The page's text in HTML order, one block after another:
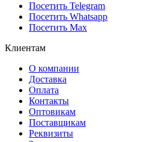
Посетить Telegram
Посетить Whatsapp
Посетить Max
Клиентам
О компании
Доставка
Оплата
Контакты
Оптовикам
Поставщикам
Реквизиты